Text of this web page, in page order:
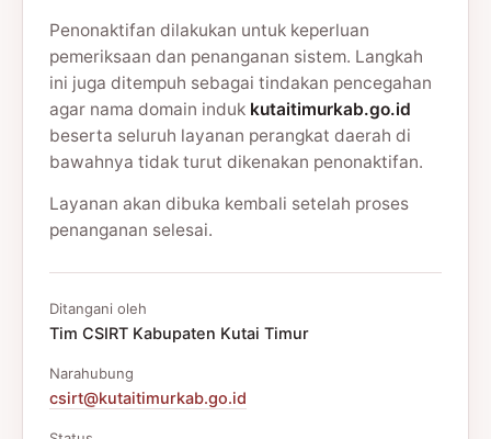
Penonaktifan dilakukan untuk keperluan
pemeriksaan dan penanganan sistem. Langkah
ini juga ditempuh sebagai tindakan pencegahan
agar nama domain induk kutaitimurkab.go.id
beserta seluruh layanan perangkat daerah di
bawahnya tidak turut dikenakan penonaktifan.
Layanan akan dibuka kembali setelah proses
penanganan selesai.
Ditangani oleh
Tim CSIRT Kabupaten Kutai Timur
Narahubung
csirt@kutaitimurkab.go.id